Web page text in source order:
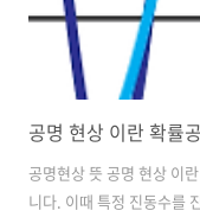
공명 현상 이란 확률
공명현상 뜻 공명 현상 이
니다. 이때 특정 진동수를